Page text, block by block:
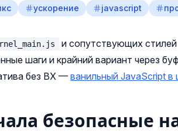
ускорение javascript
и сопутствующих
шаги и крайний вариант через
без BX — ванильный JavaScript в
безопасные